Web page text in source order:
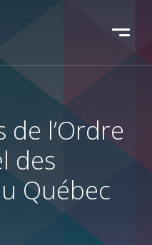
de l’Ordre
des
Québec